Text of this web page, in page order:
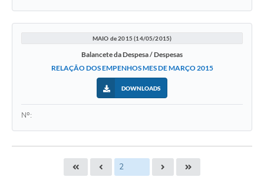
MAIO de 2015 (14/05/2015)
Balancete da Despesa / Despesas
RELAÇÃO DOS EMPENHOS MES DE MARÇO 2015
DOWNLOADS
Nº: